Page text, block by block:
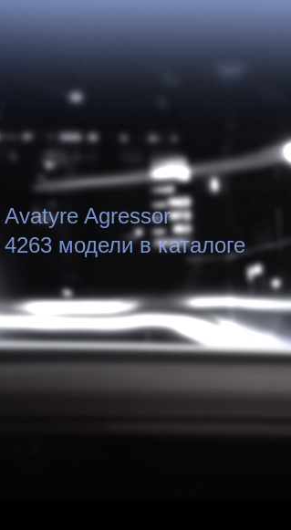
Avatyre Agressor
4263 модели в каталоге